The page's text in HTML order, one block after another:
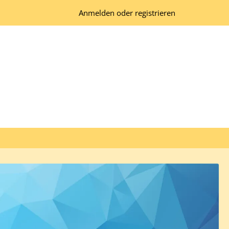
Anmelden oder registrieren